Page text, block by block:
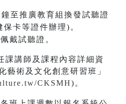
至推廣教育組換發試聽證
卡等證件辦理)。
戴試聽證。
課講師及課程內容詳細資
藝術及文化創意研習班」
CKSMH)。